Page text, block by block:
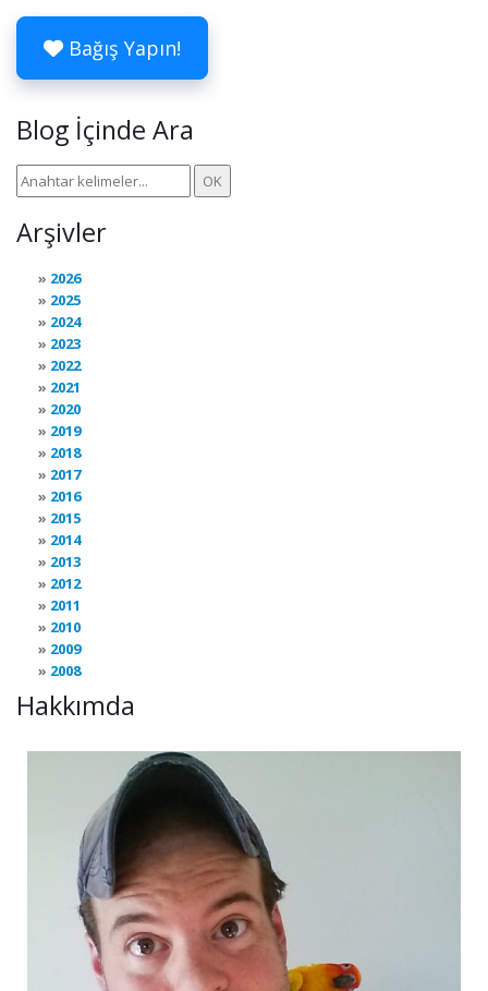
Bağış Yapın!
Blog İçinde Ara
Arşivler
2026
2025
2024
2023
2022
2021
2020
2019
2018
2017
2016
2015
2014
2013
2012
2011
2010
2009
2008
Hakkımda